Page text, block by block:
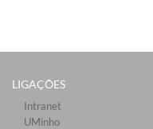
LIGAÇÕES​
Intranet
UMinho